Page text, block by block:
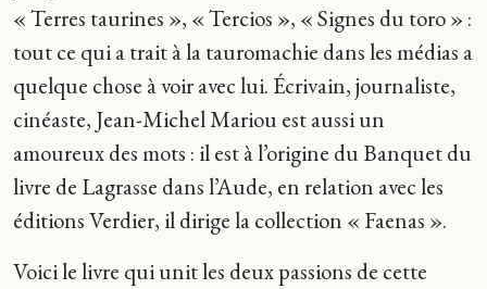
« Terres taurines », « Tercios », « Signes du toro » :
tout ce qui a trait à la tauromachie dans les médias a
quelque chose à voir avec lui. Écrivain, journaliste,
cinéaste, Jean-Michel Mariou est aussi un
amoureux des mots : il est à l’origine du Banquet du
livre de Lagrasse dans l’Aude, en relation avec les
éditions Verdier, il dirige la collection « Faenas ».
Voici le livre qui unit les deux passions de cette